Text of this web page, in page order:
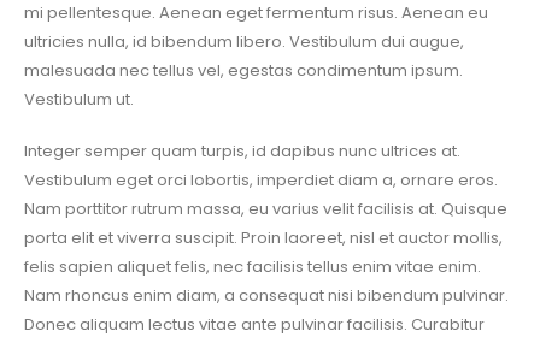
mi pellentesque. Aenean eget fermentum risus. Aenean eu
ultricies nulla, id bibendum libero. Vestibulum dui augue,
malesuada nec tellus vel, egestas condimentum ipsum.
Vestibulum ut.
Integer semper quam turpis, id dapibus nunc ultrices at.
Vestibulum eget orci lobortis, imperdiet diam a, ornare eros.
Nam porttitor rutrum massa, eu varius velit facilisis at. Quisque
porta elit et viverra suscipit. Proin laoreet, nisl et auctor mollis,
felis sapien aliquet felis, nec facilisis tellus enim vitae enim.
Nam rhoncus enim diam, a consequat nisi bibendum pulvinar.
Donec aliquam lectus vitae ante pulvinar facilisis. Curabitur